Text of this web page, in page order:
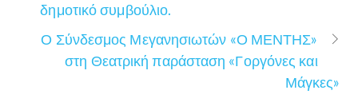
δημοτικό συμβούλιο.
Ο Σύνδεσμος Μεγανησιωτών «Ο ΜΕΝΤΗΣ»
στη Θεατρική παράσταση «Γοργόνες και
Μάγκες»